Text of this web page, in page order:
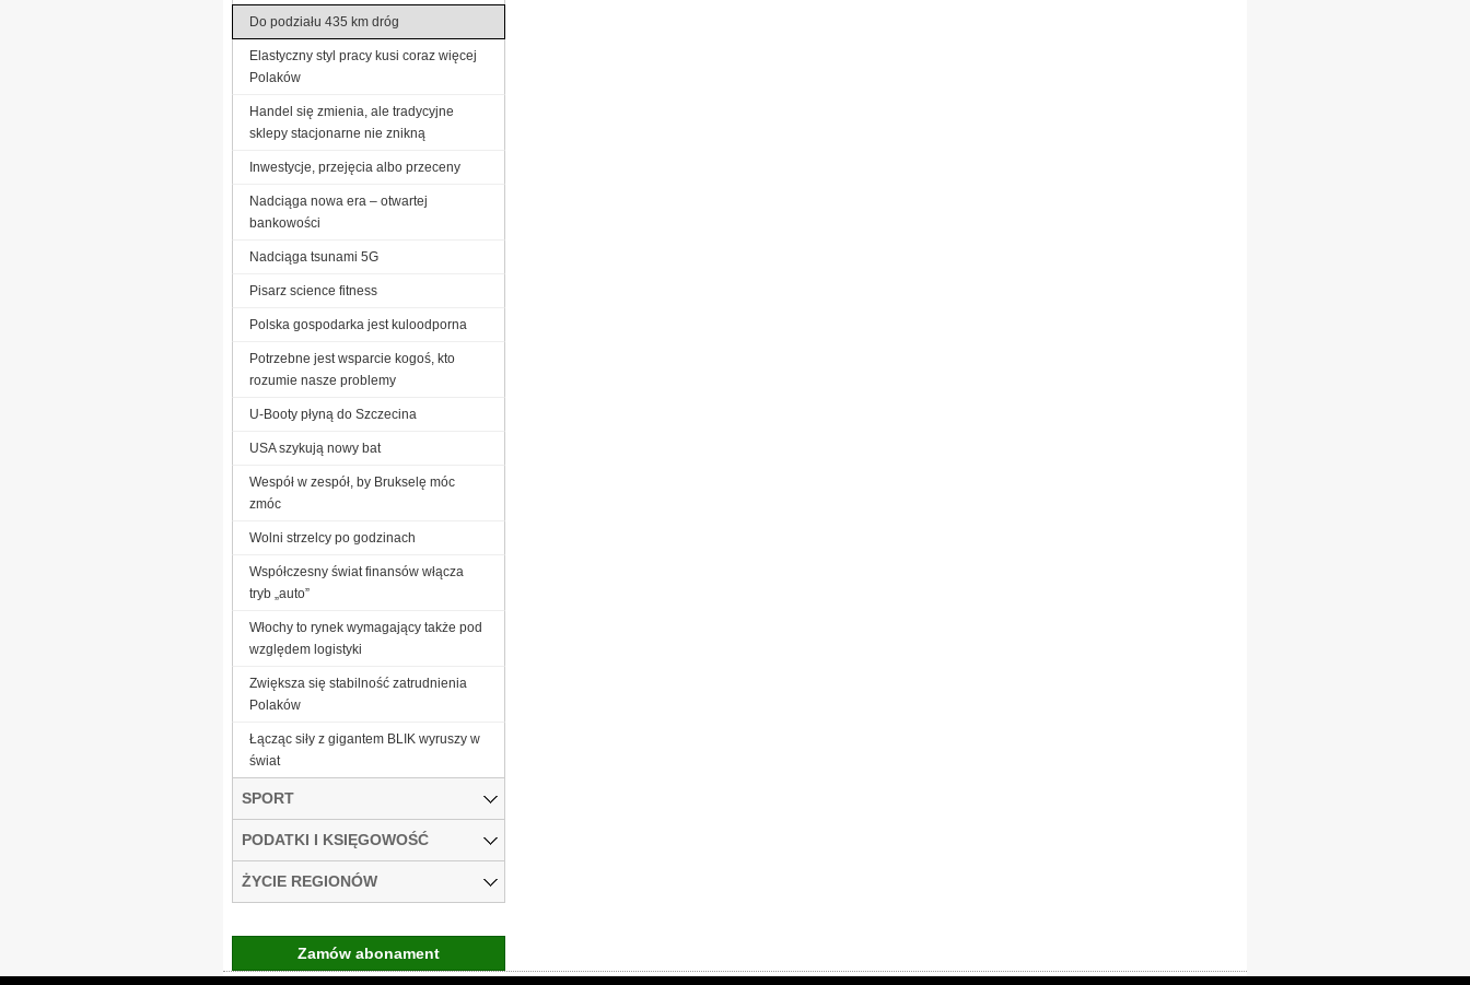
Do podziału 435 km dróg
Elastyczny styl pracy kusi coraz więcej
Polaków
Handel się zmienia, ale tradycyjne
sklepy stacjonarne nie znikną
Inwestycje, przejęcia albo przeceny
Nadciąga nowa era – otwartej
bankowości
Nadciąga tsunami 5G
Pisarz science fitness
Polska gospodarka jest kuloodporna
Potrzebne jest wsparcie kogoś, kto
rozumie nasze problemy
U-Booty płyną do Szczecina
USA szykują nowy bat
Wespół w zespół, by Brukselę móc
zmóc
Wolni strzelcy po godzinach
Współczesny świat finansów włącza
tryb „auto”
Włochy to rynek wymagający także pod
względem logistyki
Zwiększa się stabilność zatrudnienia
Polaków
Łącząc siły z gigantem BLIK wyruszy w
świat
SPORT
PODATKI I KSIĘGOWOŚĆ
ŻYCIE REGIONÓW
Zamów abonament